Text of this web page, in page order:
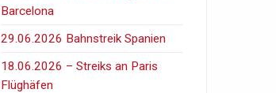
Barcelona
29.06.2026 Bahnstreik Spanien
18.06.2026 – Streiks an Paris
Flüghäfen